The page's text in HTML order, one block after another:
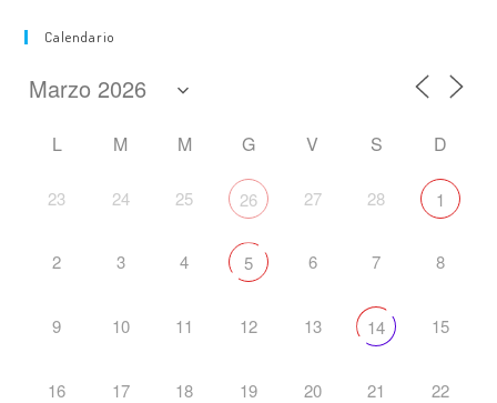
Calendario
L M M G V S D
23 24 25 26 27 28 1
2 3 4 5 6 7 8
9 10 11 12 13 14 15
16 17 18 19 20 21 22